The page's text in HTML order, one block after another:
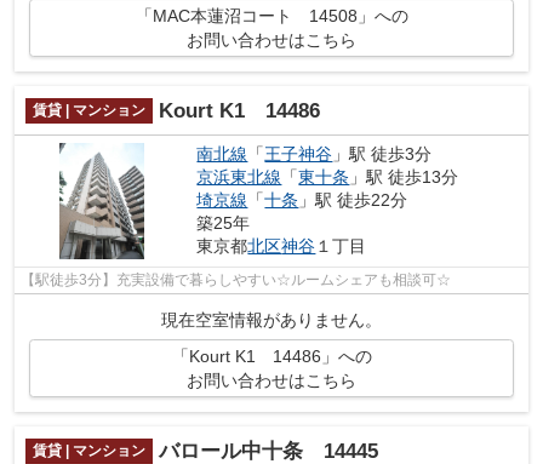
「MAC本蓮沼コート 14508」への
お問い合わせはこちら
賃貸 | マンション Kourt K1 14486
南北線 「王子神谷 」駅 徒歩3分
京浜東北線 「東十条 」駅 徒歩13分
埼京線 「十条 」駅 徒歩22分
築25年
東京都北区神谷１丁目
【駅徒歩3分】充実設備で暮らしやすい☆ルームシェアも相談可☆
現在空室情報がありません。
「Kourt K1 14486」への
お問い合わせはこちら
賃貸 | マンション バロール中十条 14445